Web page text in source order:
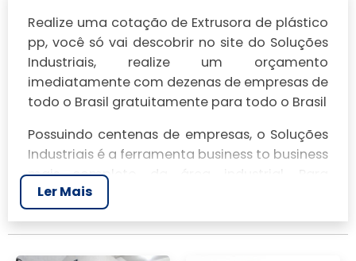
Realize uma cotação de Extrusora de plástico
pp, você só vai descobrir no site do Soluções
Industriais, realize um orçamento
imediatamente com dezenas de empresas de
todo o Brasil gratuitamente para todo o Brasil
Possuindo centenas de empresas, o Soluções
Industriais é a ferramenta business to business
mais completo da área industrial. Para
realizar um orçamento de Extrusora de
plástico pp, clique em um ou mais dos
anuciantes a seguir:
Ler Mais